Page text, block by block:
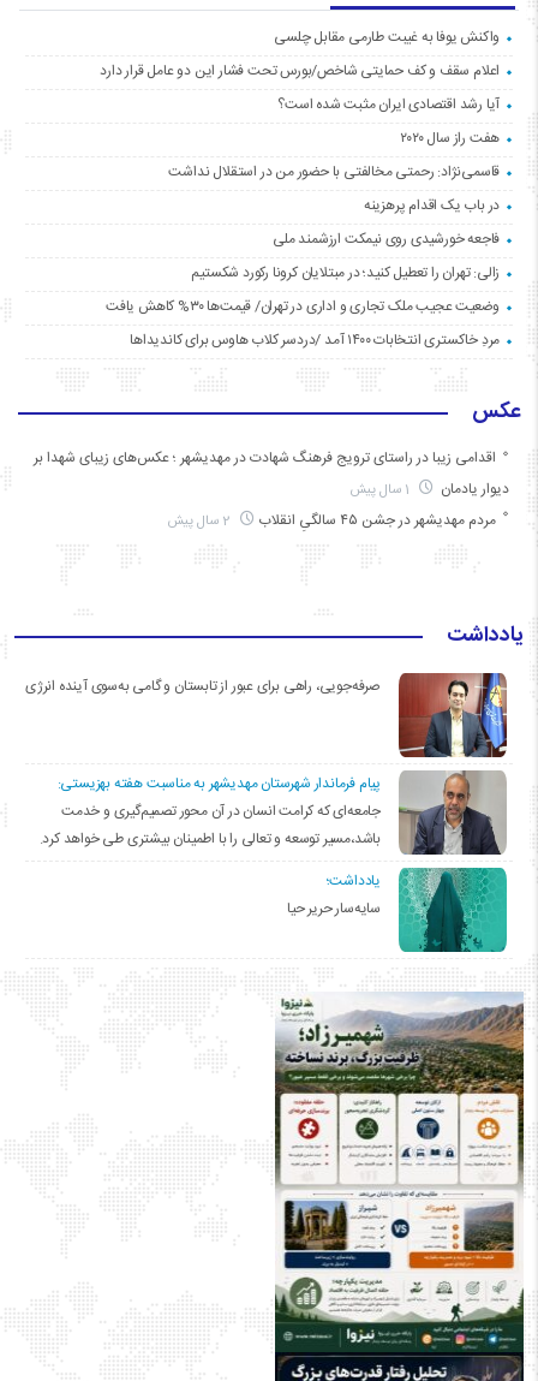
واکنش یوفا به غیبت طارمی مقابل چلسی
اعلام سقف و کف حمایتی شاخص/بورس تحت فشار این دو عامل قرار دارد
آیا رشد اقتصادی ایران مثبت شده است؟
هفت راز سال ۲۰۲۰
قاسمی‌نژاد: رحمتی مخالفتی با حضور من در استقلال نداشت
در باب یک اقدام پرهزینه
فاجعه خورشیدی روی نیمکت ارزشمند ملی
زالی: تهران را تعطیل کنید؛ در مبتلایان کرونا رکورد شکستیم
وضعیت عجیب ملک تجاری و اداری در تهران/ قیمت‌ها ۳۰% کاهش یافت
مردِ خاکستری انتخابات ۱۴۰۰ آمد /دردسر کلاب هاوس برای کاندیداها
عکس
اقدامی زیبا در راستای ترویج فرهنگ شهادت در مهدیشهر ؛ عکس‌های زیبای شهدا بر
دیوار یادمان
مردم مهدیشهر در جشن ۴۵ سالگیِ انقلاب
یادداشت
صرفه‌جویی، راهی برای عبور از تابستان و گامی به‌سوی آینده انرژی
پیام فرماندار شهرستان مهدیشهر به مناسبت هفته بهزیستی:
جامعه‌ای که کرامت انسان در آن محور تصمیم‌گیری و خدمت
باشد،مسیر توسعه و تعالی را با اطمینان بیشتری طی خواهد کرد.
یادداشت؛
سایه‌سار حریر حیا